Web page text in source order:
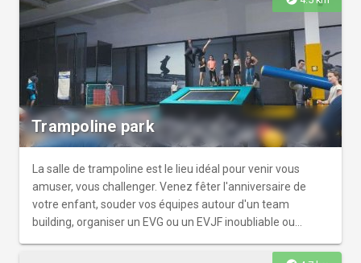
ceux qui veulent passer de la phase d’initiation à
l’accession au parcours ; pour permettre l’entraînement
des joueurs de bon niveau qui pourront améliorer leur
technique sur les espaces d’entraînement, l’efficacité de
leur petit jeu sur le parcours et pour se familiariser à la
réalisation d’un bon score.
Trampoline park
La salle de trampoline est le lieu idéal pour venir vous
amuser, vous challenger. Venez fêter l'anniversaire de
votre enfant, souder vos équipes autour d'un team
building, organiser un EVG ou un EVJF inoubliable ou
Chaque Trampoline Park indoor vous propose une salle de